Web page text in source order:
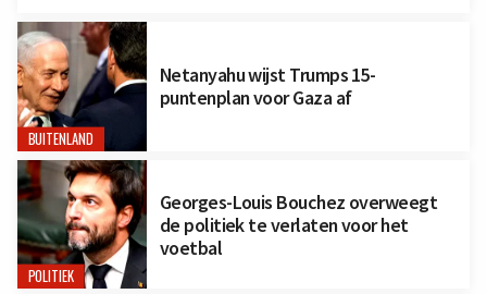
BUITENLAND
Netanyahu wijst Trumps 15-
puntenplan voor Gaza af
POLITIEK
Georges-Louis Bouchez overweegt
de politiek te verlaten voor het
voetbal